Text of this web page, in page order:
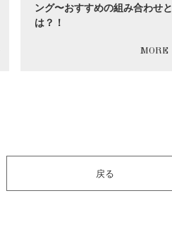
ング〜おすすめの組み合わせと
は？！
戻る